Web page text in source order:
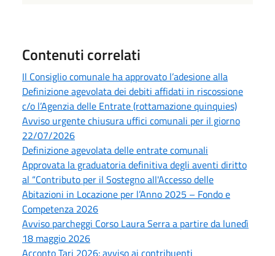
Contenuti correlati
Il Consiglio comunale ha approvato l’adesione alla
Definizione agevolata dei debiti affidati in riscossione
c/o l’Agenzia delle Entrate (rottamazione quinquies)
Avviso urgente chiusura uffici comunali per il giorno
22/07/2026
Definizione agevolata delle entrate comunali
Approvata la graduatoria definitiva degli aventi diritto
al “Contributo per il Sostegno all'Accesso delle
Abitazioni in Locazione per l’Anno 2025 – Fondo e
Competenza 2026
Avviso parcheggi Corso Laura Serra a partire da lunedì
18 maggio 2026
Acconto Tari 2026: avviso ai contribuenti